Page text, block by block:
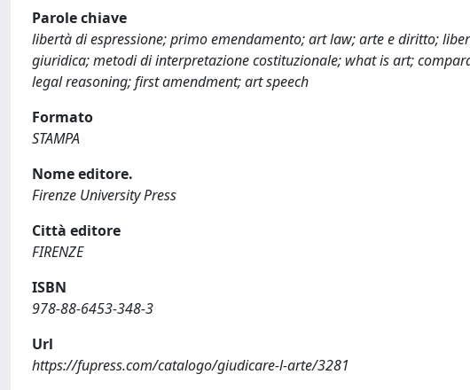
Parole chiave
libertà di espressione; primo emendamento; art law; arte e diritto;
giuridica; metodi di interpretazione costituzionale; what is art;
legal reasoning; first amendment; art speech
Formato
STAMPA
Nome editore.
Firenze University Press
Città editore
FIRENZE
ISBN
978-88-6453-348-3
Url
https://fupress.com/catalogo/giudicare-l-arte/3281